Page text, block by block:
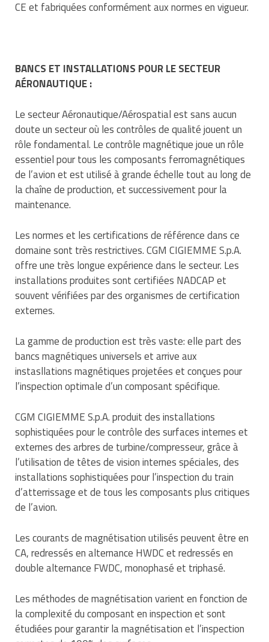
CE et fabriquées conformément aux normes en vigueur.
BANCS ET INSTALLATIONS POUR LE SECTEUR
AÉRONAUTIQUE :
Le secteur Aéronautique/Aérospatial est sans aucun
doute un secteur où les contrôles de qualité jouent un
rôle fondamental. Le contrôle magnétique joue un rôle
essentiel pour tous les composants ferromagnétiques
de l’avion et est utilisé à grande échelle tout au long de
la chaîne de production, et successivement pour la
maintenance.
Les normes et les certifications de référence dans ce
domaine sont très restrictives. CGM CIGIEMME S.p.A.
offre une très longue expérience dans le secteur. Les
installations produites sont certifiées NADCAP et
souvent vérifiées par des organismes de certification
externes.
La gamme de production est très vaste: elle part des
bancs magnétiques universels et arrive aux
instasllations magnétiques projetées et conçues pour
l’inspection optimale d’un composant spécifique.
CGM CIGIEMME S.p.A. produit des installations
sophistiquées pour le contrôle des surfaces internes et
externes des arbres de turbine/compresseur, grâce à
l’utilisation de têtes de vision internes spéciales, des
installations sophistiquées pour l’inspection du train
d’atterrissage et de tous les composants plus critiques
de l’avion.
Les courants de magnétisation utilisés peuvent être en
CA, redressés en alternance HWDC et redressés en
double alternance FWDC, monophasé et triphasé.
Les méthodes de magnétisation varient en fonction de
la complexité du composant en inspection et sont
étudiées pour garantir la magnétisation et l’inspection